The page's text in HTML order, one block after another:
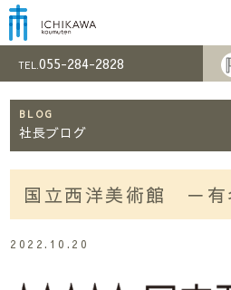
市川
TEL.055-284-2828
BLOG
社長ブログ
国立西洋美術館 －有
2022.10.20